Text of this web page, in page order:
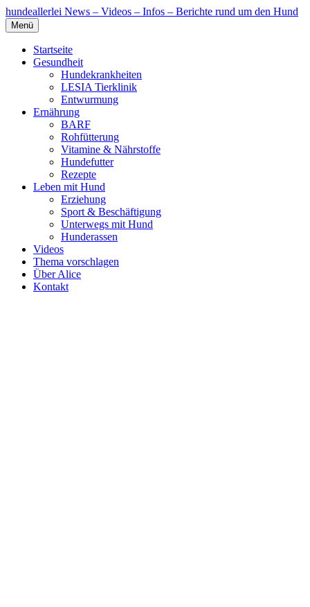
hundeallerlei News – Videos – Infos – Berichte rund um den Hund
Menü
Startseite
Gesundheit
Hundekrankheiten
LESIA Tierklinik
Entwurmung
Ernährung
BARF
Rohfütterung
Vitamine & Nährstoffe
Hundefutter
Rezepte
Leben mit Hund
Erziehung
Sport & Beschäftigung
Unterwegs mit Hund
Hunderassen
Videos
Thema vorschlagen
Über Alice
Kontakt